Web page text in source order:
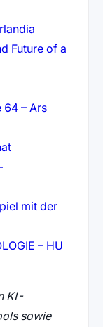
(öffnet in
Future of a
Tab)
– Ars
mit der
Tab)
– HU
KI-
sowie